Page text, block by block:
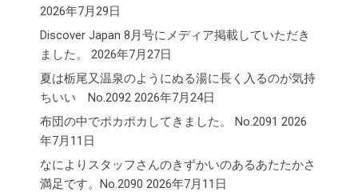
2026年7月29日
Discover Japan 8月号にメディア掲載していただき
ました。
2026年7月27日
夏は栃尾又温泉のようにぬる湯に長く入るのが気持
ちいい No.2092 2026年7月24日
布団の中でポカポカしてきました。 No.2091 2026
年7月11日
なによりスタッフさんのきずかいのあるあたたかさ
満足です。No.2090 2026年7月11日